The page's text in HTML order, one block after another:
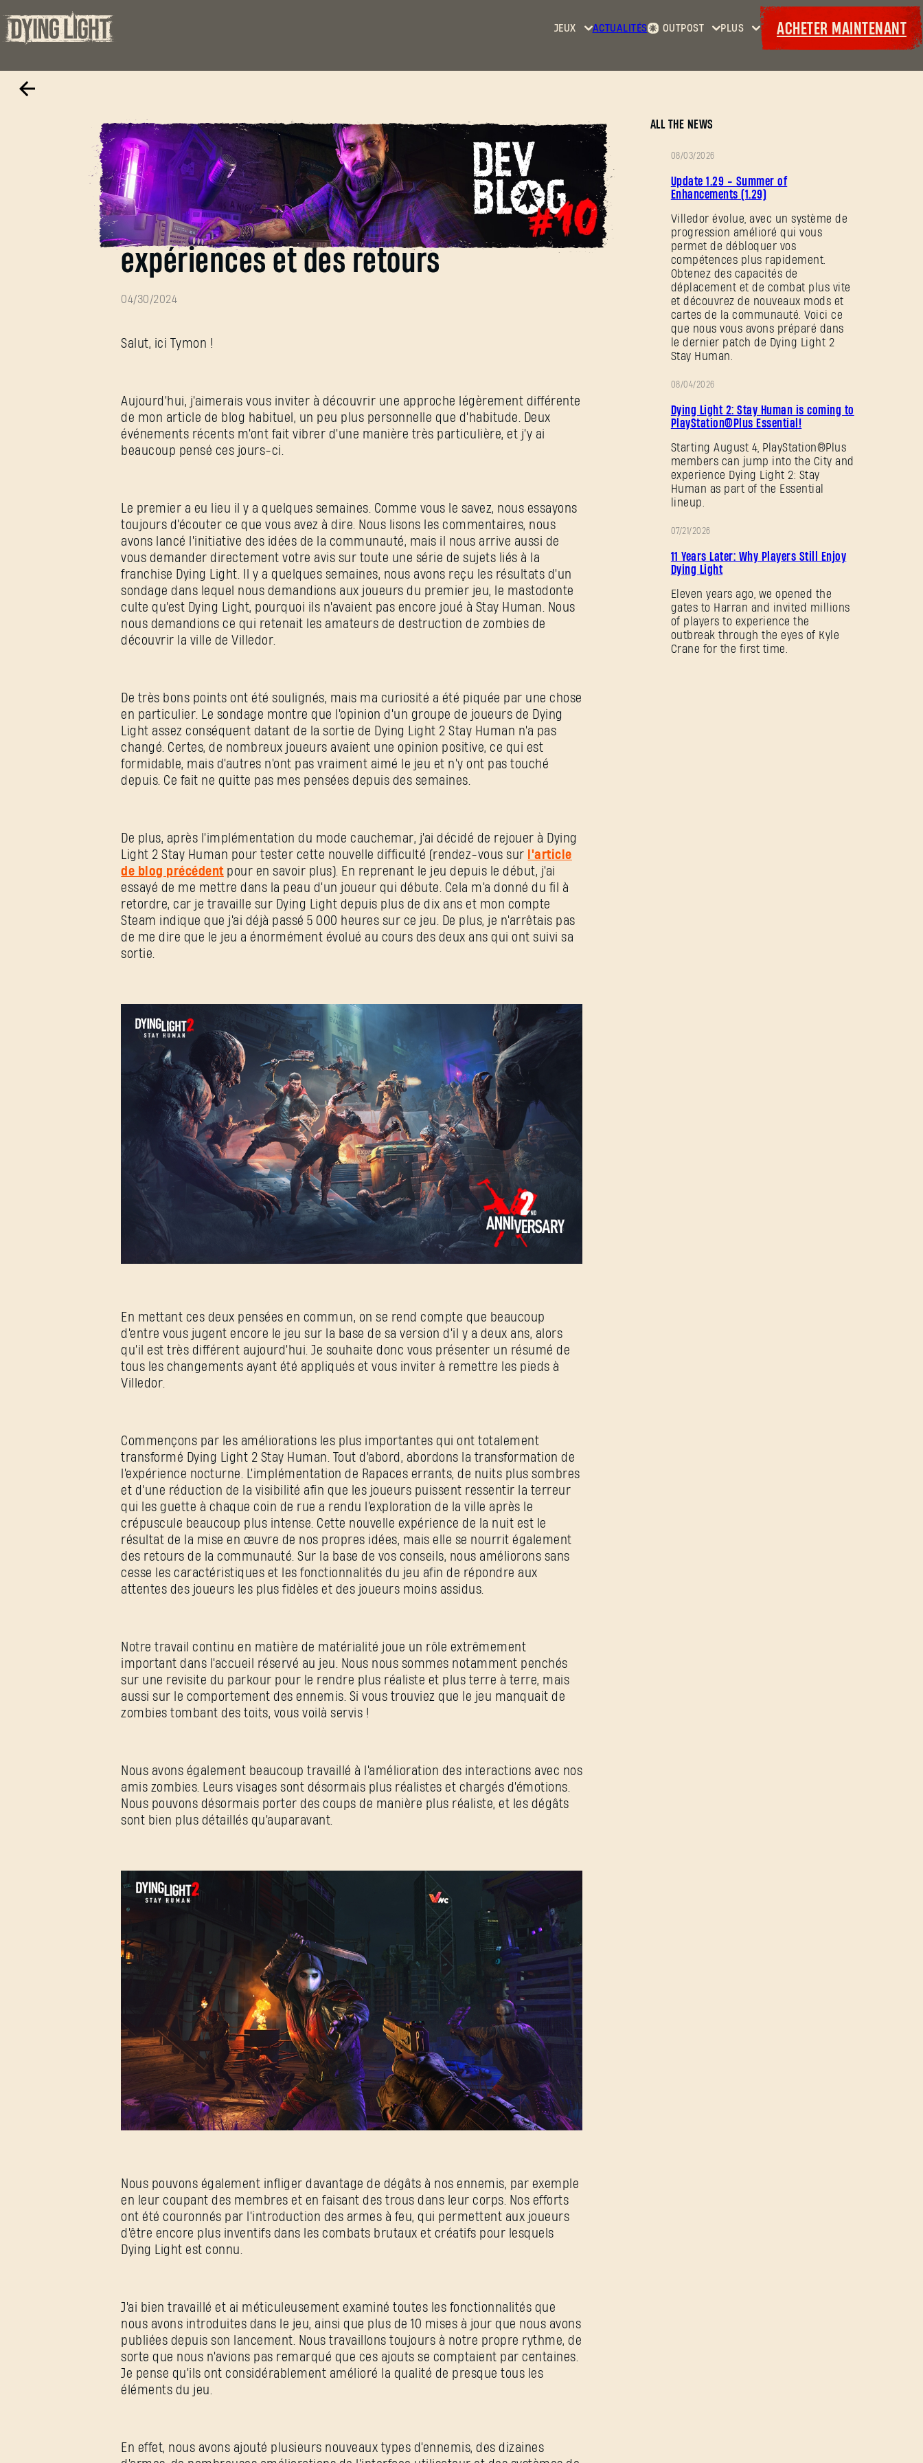
JEUX
Dying
Light
2: Stay
Human
Dying
Light:
The
Beast
ACTUALITÉS OUTPOST
Contrats
PLUS
Événements
Cadeaux
ACHETER MAINTENANT
Dev Blog #10 - Tirer parti des
expériences et des retours
04/30/2024
Salut, ici Tymon !
Aujourd'hui, j'aimerais vous inviter à découvrir une approche légèrement différente
de mon article de blog habituel, un peu plus personnelle que d'habitude. Deux
événements récents m'ont fait vibrer d'une manière très particulière, et j'y ai
beaucoup pensé ces jours-ci.
Le premier a eu lieu il y a quelques semaines. Comme vous le savez, nous essayons
toujours d'écouter ce que vous avez à dire. Nous lisons les commentaires, nous
avons lancé l'initiative des idées de la communauté, mais il nous arrive aussi de
vous demander directement votre avis sur toute une série de sujets liés à la
franchise Dying Light. Il y a quelques semaines, nous avons reçu les résultats d'un
sondage dans lequel nous demandions aux joueurs du premier jeu, le mastodonte
culte qu'est Dying Light, pourquoi ils n'avaient pas encore joué à Stay Human. Nous
nous demandions ce qui retenait les amateurs de destruction de zombies de
découvrir la ville de Villedor.
De très bons points ont été soulignés, mais ma curiosité a été piquée par une chose
en particulier. Le sondage montre que l'opinion d'un groupe de joueurs de Dying
Light assez conséquent datant de la sortie de Dying Light 2 Stay Human n'a pas
changé. Certes, de nombreux joueurs avaient une opinion positive, ce qui est
formidable, mais d'autres n'ont pas vraiment aimé le jeu et n'y ont pas touché
depuis. Ce fait ne quitte pas mes pensées depuis des semaines.
De plus, après l'implémentation du mode cauchemar, j'ai décidé de rejouer à Dying
Light 2 Stay Human pour tester cette nouvelle difficulté (rendez-vous sur l'article
de blog précédentpour en savoir plus). En reprenant le jeu depuis le début, j'ai
essayé de me mettre dans la peau d'un joueur qui débute. Cela m'a donné du fil à
retordre, car je travaille sur Dying Light depuis plus de dix ans et mon compte
Steam indique que j'ai déjà passé 5 000 heures sur ce jeu. De plus, je n'arrêtais pas
de me dire que le jeu a énormément évolué au cours des deux ans qui ont suivi sa
sortie.
En mettant ces deux pensées en commun, on se rend compte que beaucoup
d'entre vous jugent encore le jeu sur la base de sa version d'il y a deux ans, alors
qu'il est très différent aujourd'hui. Je souhaite donc vous présenter un résumé de
tous les changements ayant été appliqués et vous inviter à remettre les pieds à
Villedor.
Commençons par les améliorations les plus importantes qui ont totalement
transformé Dying Light 2 Stay Human. Tout d'abord, abordons la transformation de
l'expérience nocturne. L'implémentation de Rapaces errants, de nuits plus sombres
et d'une réduction de la visibilité afin que les joueurs puissent ressentir la terreur
qui les guette à chaque coin de rue a rendu l'exploration de la ville après le
crépuscule beaucoup plus intense. Cette nouvelle expérience de la nuit est le
résultat de la mise en œuvre de nos propres idées, mais elle se nourrit également
des retours de la communauté. Sur la base de vos conseils, nous améliorons sans
cesse les caractéristiques et les fonctionnalités du jeu afin de répondre aux
attentes des joueurs les plus fidèles et des joueurs moins assidus.
Notre travail continu en matière de matérialité joue un rôle extrêmement
important dans l'accueil réservé au jeu. Nous nous sommes notamment penchés
sur une revisite du parkour pour le rendre plus réaliste et plus terre à terre, mais
aussi sur le comportement des ennemis. Si vous trouviez que le jeu manquait de
zombies tombant des toits, vous voilà servis !
Nous avons également beaucoup travaillé à l'amélioration des interactions avec nos
amis zombies. Leurs visages sont désormais plus réalistes et chargés d'émotions.
Nous pouvons désormais porter des coups de manière plus réaliste, et les dégâts
sont bien plus détaillés qu'auparavant.
Nous pouvons également infliger davantage de dégâts à nos ennemis, par exemple
en leur coupant des membres et en faisant des trous dans leur corps. Nos efforts
ont été couronnés par l'introduction des armes à feu, qui permettent aux joueurs
d'être encore plus inventifs dans les combats brutaux et créatifs pour lesquels
Dying Light est connu.
J'ai bien travaillé et ai méticuleusement examiné toutes les fonctionnalités que
nous avons introduites dans le jeu, ainsi que plus de 10 mises à jour que nous avons
publiées depuis son lancement. Nous travaillons toujours à notre propre rythme, de
sorte que nous n'avions pas remarqué que ces ajouts se comptaient par centaines.
Je pense qu'ils ont considérablement amélioré la qualité de presque tous les
éléments du jeu.
En effet, nous avons ajouté plusieurs nouveaux types d'ennemis, des dizaines
ALL THE NEWS
08/03/2026
Update 1.29 - Summer of
Enhancements (1.29)
Villedor évolue, avec un système de
progression amélioré qui vous
permet de débloquer vos
compétences plus rapidement.
Obtenez des capacités de
déplacement et de combat plus vite
et découvrez de nouveaux mods et
cartes de la communauté. Voici ce
que nous vous avons préparé dans
le dernier patch de Dying Light 2
Stay Human.
08/04/2026
Dying Light 2: Stay Human is coming to
PlayStation®Plus Essential!
Starting August 4, PlayStation®Plus
members can jump into the City and
experience Dying Light 2: Stay
Human as part of the Essential
lineup.
07/21/2026
11 Years Later: Why Players Still Enjoy
Dying Light
Eleven years ago, we opened the
gates to Harran and invited millions
of players to experience the
outbreak through the eyes of Kyle
Crane for the first time.
SE CONNECTER
Caps
SUBMIT
C'est votre première fois sur Dying Light Outpost ?Créer un
compte